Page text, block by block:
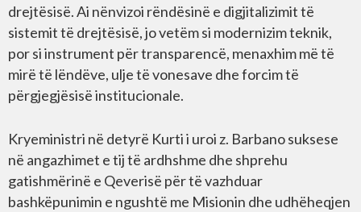
drejtësisë. Ai nënvizoi rëndësinë e digjitalizimit të
sistemit të drejtësisë, jo vetëm si modernizim teknik,
por si instrument për transparencë, menaxhim më të
mirë të lëndëve, ulje të vonesave dhe forcim të
përgjegjësisë institucionale.
Kryeministri në detyrë Kurti i uroi z. Barbano suksese
në angazhimet e tij të ardhshme dhe shprehu
gatishmërinë e Qeverisë për të vazhduar
bashkëpunimin e ngushtë me Misionin dhe udhëheqjen